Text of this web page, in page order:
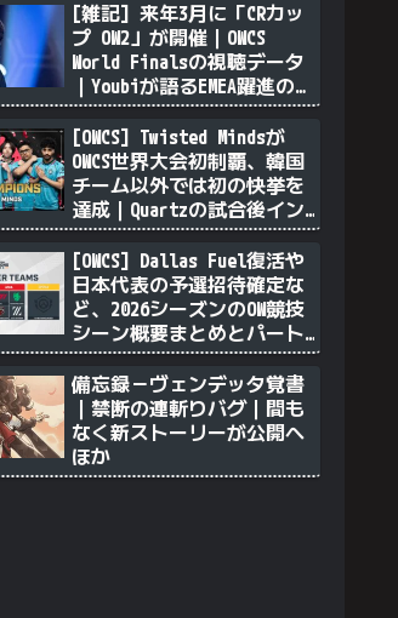
[雑記] 来年3月に「CRカッ
プ OW2」が開催｜OWCS
World Finalsの視聴データ
｜Youbiが語るEMEA躍進の理
由｜透明ソンブラを無力化
するヴェンデッタ｜Stalk3r
が久々のツィート ほか
[OWCS] Twisted Mindsが
OWCS世界大会初制覇、韓国
チーム以外では初の快挙を
達成｜Quartzの試合後イン
タビュー
[OWCS] Dallas Fuel復活や
日本代表の予選招待確定な
ど、2026シーズンのOW競技
シーン概要まとめとパート
ナーチム選定について
備忘録－ヴェンデッタ覚書
｜禁断の連斬りバグ｜間も
なく新ストーリーが公開へ
ほか